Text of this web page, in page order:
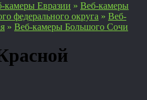
камеры Евразии » Веб-камеры
федерального округа » Веб-
» Веб-камеры Большого Сочи